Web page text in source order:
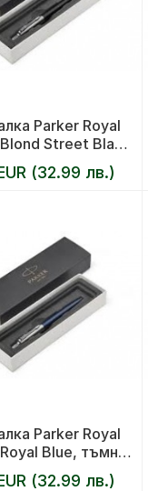
Parker Royal
Street Black,
(32.99 лв.)
Parker Royal
Blue, тъмно
(32.99 лв.)